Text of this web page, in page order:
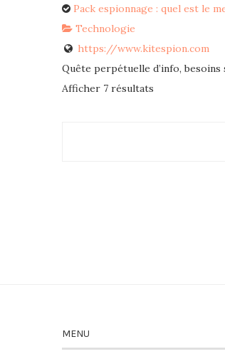
Pack espionnage : quel est le
Technologie
https://www.kitespion.com
Quête perpétuelle d’info,
Afficher 7 résultats
MENU